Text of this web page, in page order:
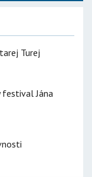
Turej
festival Jána